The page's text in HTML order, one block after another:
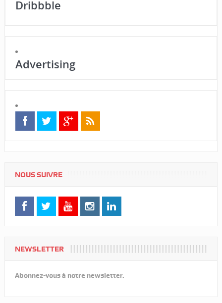
Dribbble
Advertising
NOUS SUIVRE
NEWSLETTER
Abonnez-vous à notre newsletter.